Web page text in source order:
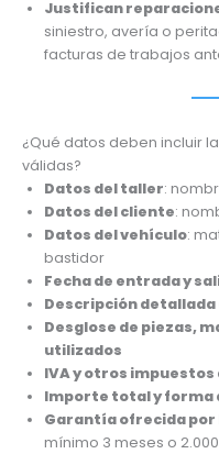
Justifican
siniestro, avería o
facturas de trabajos
¿Qué datos deben incluir
válidas?
Datos del taller:
Datos del cliente:
Datos del vehículo:
bastidor
Fecha de entrada y
Descripción
Desglose de piezas,
utilizados
IVA y otros impuestos
Importe total y forma
Garantía ofrecida
mínimo 3 meses o